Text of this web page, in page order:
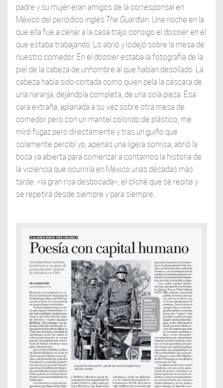
padre y su mujer eran amigos de la corresponsal en
México del periódico inglés The Guardian. Una noche en la
que ella fue a cenar a la casa trajo consigo el dossier en el
que estaba trabajando. Lo abrió y lodejó sobre la mesa de
nuestro comedor. En el dossier estaba la fotografía de la
piel de la cabeza de unhombre al que habían desollado. La
cabeza había sido cortada como quien pela la cáscara de
una naranja, dejándola completa, de una sola pieza. Esa
cara extraña, aplanada a su vez sobre otra mesa de
comedor pero con un mantel colorido de plástico, me
miró fugaz pero directamente y tras un guiño que
solamente percibí yo, apenas una ligera sonrisa, abrió la
boca ya abierta para comenzar a contarnos la historia de
la violencia que ocurriría en México unas décadas más
tarde: «la gran risa desbocada», el cliché que se repite y
se repetirá desde siempre y para siempre.